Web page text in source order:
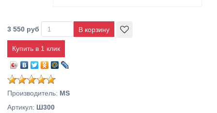
3 550 руб
Купить в 1 клик
Производитель: MS
Артикул: Ш300